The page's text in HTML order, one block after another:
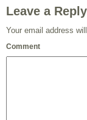
Leave a Reply
Your email address
Comment